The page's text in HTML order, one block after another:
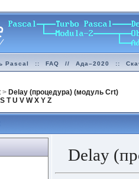
Pascal :: FAQ // Ада–2020 ::
> Delay (процедура) (модуль Crt)
S T U V W X Y Z
Delay